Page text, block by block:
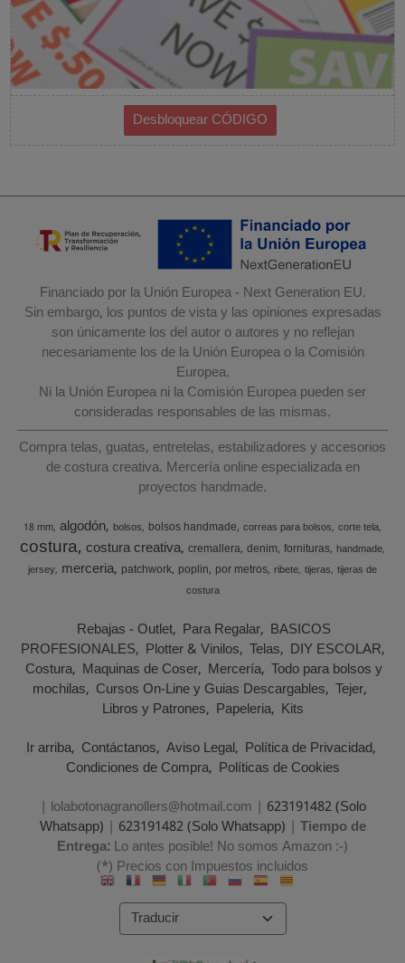
Financiado por la Unión Europea - Next Generation EU.
Sin embargo, los puntos de vista y las opiniones expresadas
son únicamente los del autor o autores y no reflejan
necesariamente los de la Unión Europea o la Comisión
Europea.
Ni la Unión Europea ni la Comisión Europea pueden ser
consideradas responsables de las mismas.
Compra telas, guatas, entretelas, estabilizadores y accesorios
de costura creativa. Mercería online especializada en
proyectos handmade.
18 mm algodón bolsos bolsos handmade correas para bolsos corte tela
costura costura creativa cremallera denim fornituras handmade
jersey merceria patchwork poplin por metros ribete tijeras tijeras de
costura
Rebajas - Outlet Para Regalar BASICOS
PROFESIONALES Plotter & Vinilos Telas DIY ESCOLAR
Costura Maquinas de Coser Mercería Todo para bolsos y
mochilas Cursos On-Line y Guias Descargables Tejer
Libros y Patrones Papeleria Kits
Ir arriba Contáctanos Aviso Legal Política de Privacidad
Condiciones de Compra Políticas de Cookies
| lolabotonagranollers@hotmail.com | 623191482 (Solo
Whatsapp) | 623191482 (Solo Whatsapp) | Tiempo de
Entrega:Lo antes posible! No somos Amazon :-)
(*) Precios con Impuestos incluidos